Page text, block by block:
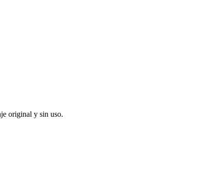
original y sin uso.